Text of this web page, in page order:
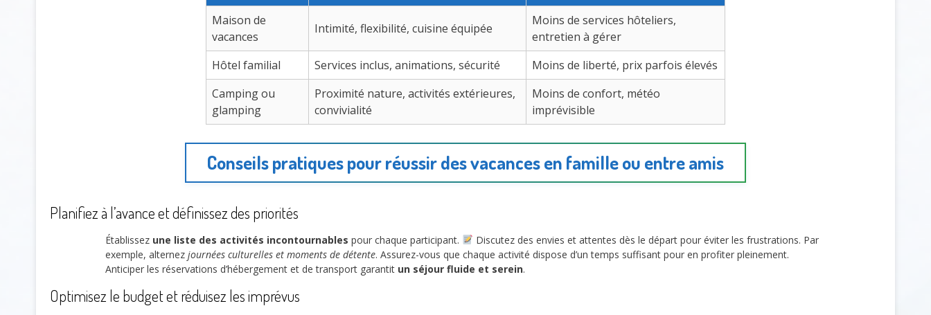
Maison de
vacances
Intimité, flexibilité, cuisine équipée
Moins de services hôteliers,
entretien à gérer
Hôtel familial
Services inclus, animations, sécurité
Moins de liberté, prix parfois élevés
Camping ou
glamping
Proximité nature, activités extérieures,
convivialité
Moins de confort, météo
imprévisible
Conseils pratiques pour réussir des vacances en famille ou entre amis
Planifiez à l’avance et définissez des priorités
Établissez une liste des activités incontournables pour chaque participant.
Discutez des envies et attentes dès le départ pour éviter les frustrations. Par
exemple, alternez journées culturelles et moments de détente. Assurez-vous que chaque activité dispose d’un temps suffisant pour en profiter pleinement.
Anticiper les réservations d’hébergement et de transport garantit un séjour fluide et serein.
Optimisez le budget et réduisez les imprévus